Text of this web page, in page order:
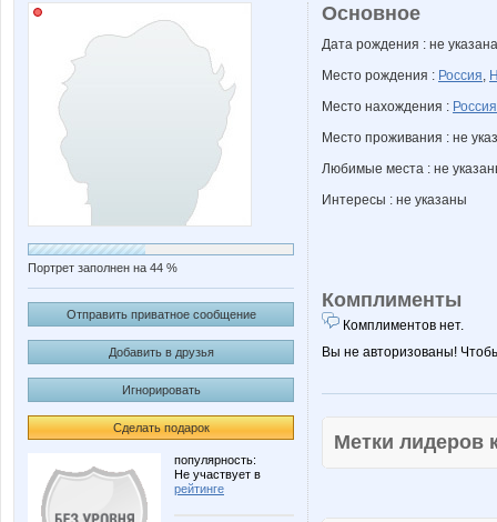
Портрет заполнен на 44 %
Отправить приватное сообщение
Добавить в друзья
Игнорировать
Сделать подарок
популярность:
Не участвует в
рейтинге
Основное
Дата рождения : не указана
Место рождения : Россия,
Место нахождения : Россия
Место проживания : не
Любимые места : не
Интересы : не указаны
Комплименты
Комплиментов нет.
Вы не авторизованы!
Метки